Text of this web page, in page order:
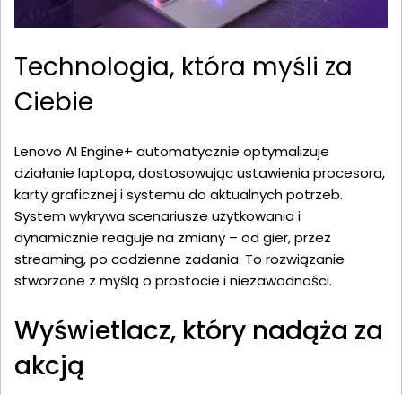
Technologia, która myśli za
Ciebie
Lenovo AI Engine+ automatycznie optymalizuje
działanie laptopa, dostosowując ustawienia procesora,
karty graficznej i systemu do aktualnych potrzeb.
System wykrywa scenariusze użytkowania i
dynamicznie reaguje na zmiany – od gier, przez
streaming, po codzienne zadania. To rozwiązanie
stworzone z myślą o prostocie i niezawodności.
Wyświetlacz, który nadąża za
akcją